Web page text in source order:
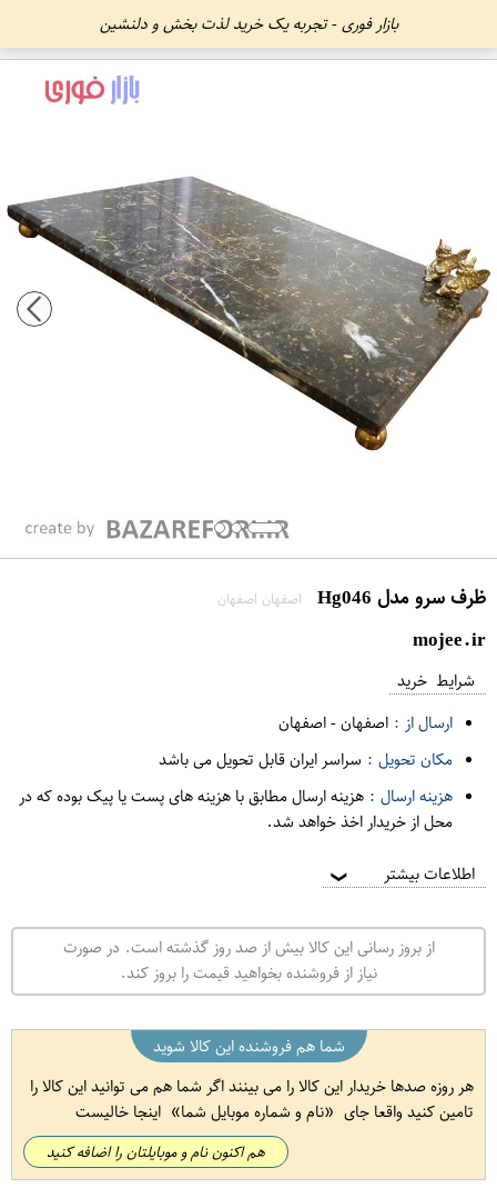
بازار فوری - تجربه یک خرید لذت بخش و دلنشین
ظرف سرو مدل Hg046 اصفهان اصفهان
mojee.ir
شرایط خرید
ارسال از : اصفهان-اصفهان
مکان تحویل : سراسر ایران قابل تحویل می باشد
هزینه ارسال : هزینه ارسال مطابق با هزینه های پست یا پیک بوده که در
محل از خریدار اخذ خواهد شد.
اطلاعات بیشتر ❯
از بروز رسانی این کالا بیش از صد روز گذشته است. در صورت
نیاز از فروشنده بخواهید قیمت را بروز کند.
شما هم فروشنده این کالا شوید
هر روزه صدها خریدار این کالا را می بینند اگر شما هم می توانید این کالا را
تامین کنید واقعا جای
نام و شماره موبایل شما اینجا خالیست
هم اکنون نام و موبایلتان را اضافه کنید